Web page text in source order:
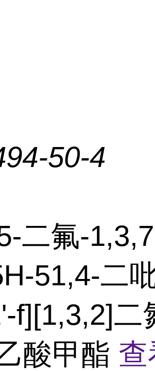
50-4
二氟-
51,4-二
f][1,3,2]二
酸甲酯 查